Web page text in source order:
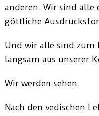
anderen. Wir sind alle
göttliche
Und wir alle sind zum
langsam aus unserer
Wir werden sehen.
Nach den vedischen